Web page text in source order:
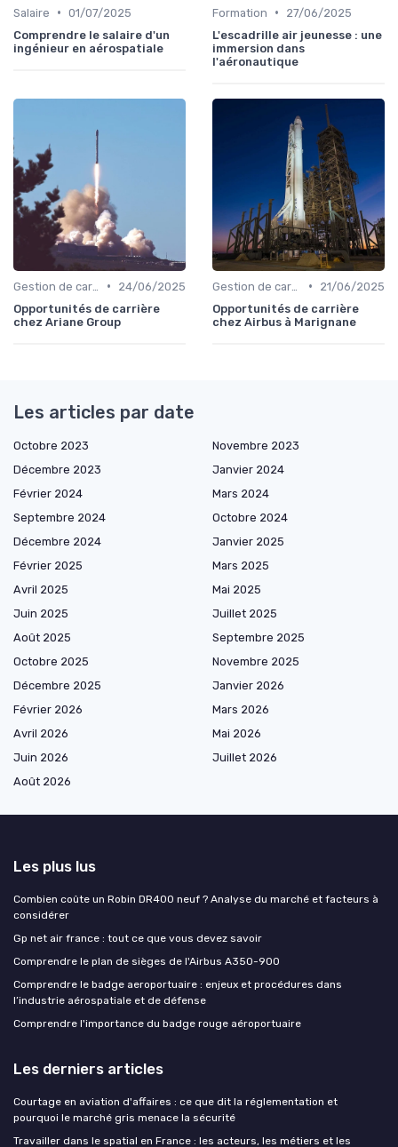
Salaire • 01/07/2025
Comprendre le salaire d'un
ingénieur en aérospatiale
Formation •
27/06/2025
L'escadrille air jeunesse : une
immersion dans
l'aéronautique
•
24/06/2025
Opportunités de carrière
chez Ariane Group
•
21/06/2025
Opportunités de carrière
chez Airbus à Marignane
Les articles par date
Octobre 2023
Novembre 2023
Décembre 2023
Janvier 2024
Février 2024
Mars 2024
Septembre 2024
Octobre 2024
Décembre 2024
Janvier 2025
Février 2025
Mars 2025
Avril 2025
Mai 2025
Juin 2025
Juillet 2025
Août 2025
Septembre 2025
Octobre 2025
Novembre 2025
Décembre 2025
Janvier 2026
Février 2026
Mars 2026
Avril 2026
Mai 2026
Juin 2026
Juillet 2026
Août 2026
Les plus lus
Combien coûte un Robin DR400 neuf ? Analyse du marché et facteurs à
considérer
Gp net air france : tout ce que vous devez savoir
Comprendre le plan de sièges de l'Airbus A350-900
Comprendre le badge aeroportuaire : enjeux et procédures dans
l’industrie aérospatiale et de défense
Comprendre l'importance du badge rouge aéroportuaire
Les derniers articles
Courtage en aviation d'affaires : ce que dit la réglementation et
pourquoi le marché gris menace la sécurité
Travailler dans le spatial en France : les acteurs, les métiers et les